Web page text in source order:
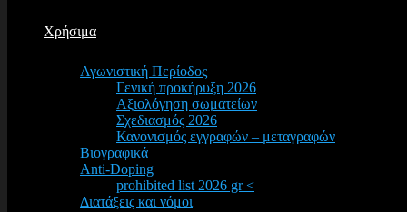
Χρήσιμα
Αγωνιστική Περίοδος
Γενική προκήρυξη 2026
Αξιολόγηση σωματείων
Σχεδιασμός 2026
Κανονισμός εγγραφών – μεταγραφών
Βιογραφικά
Anti-Doping
prohibited list 2026 gr <
Διατάξεις και νόμοι